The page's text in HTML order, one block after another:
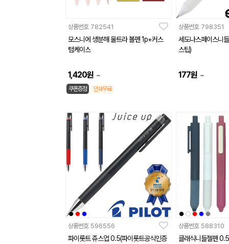
상품번호 782541
모스니에 생분해 울트라 볼펜 1p+커스
텀케이스
1,420원 ~
쿠폰증정 인쇄무료
상품번호 798351
세도나스페이스니
스팁)
177원 ~
상품번호 596556
파이롯트 쥬스업 0.5(파이롯트공식인증
상품번호 588310
클래식니들젤펜